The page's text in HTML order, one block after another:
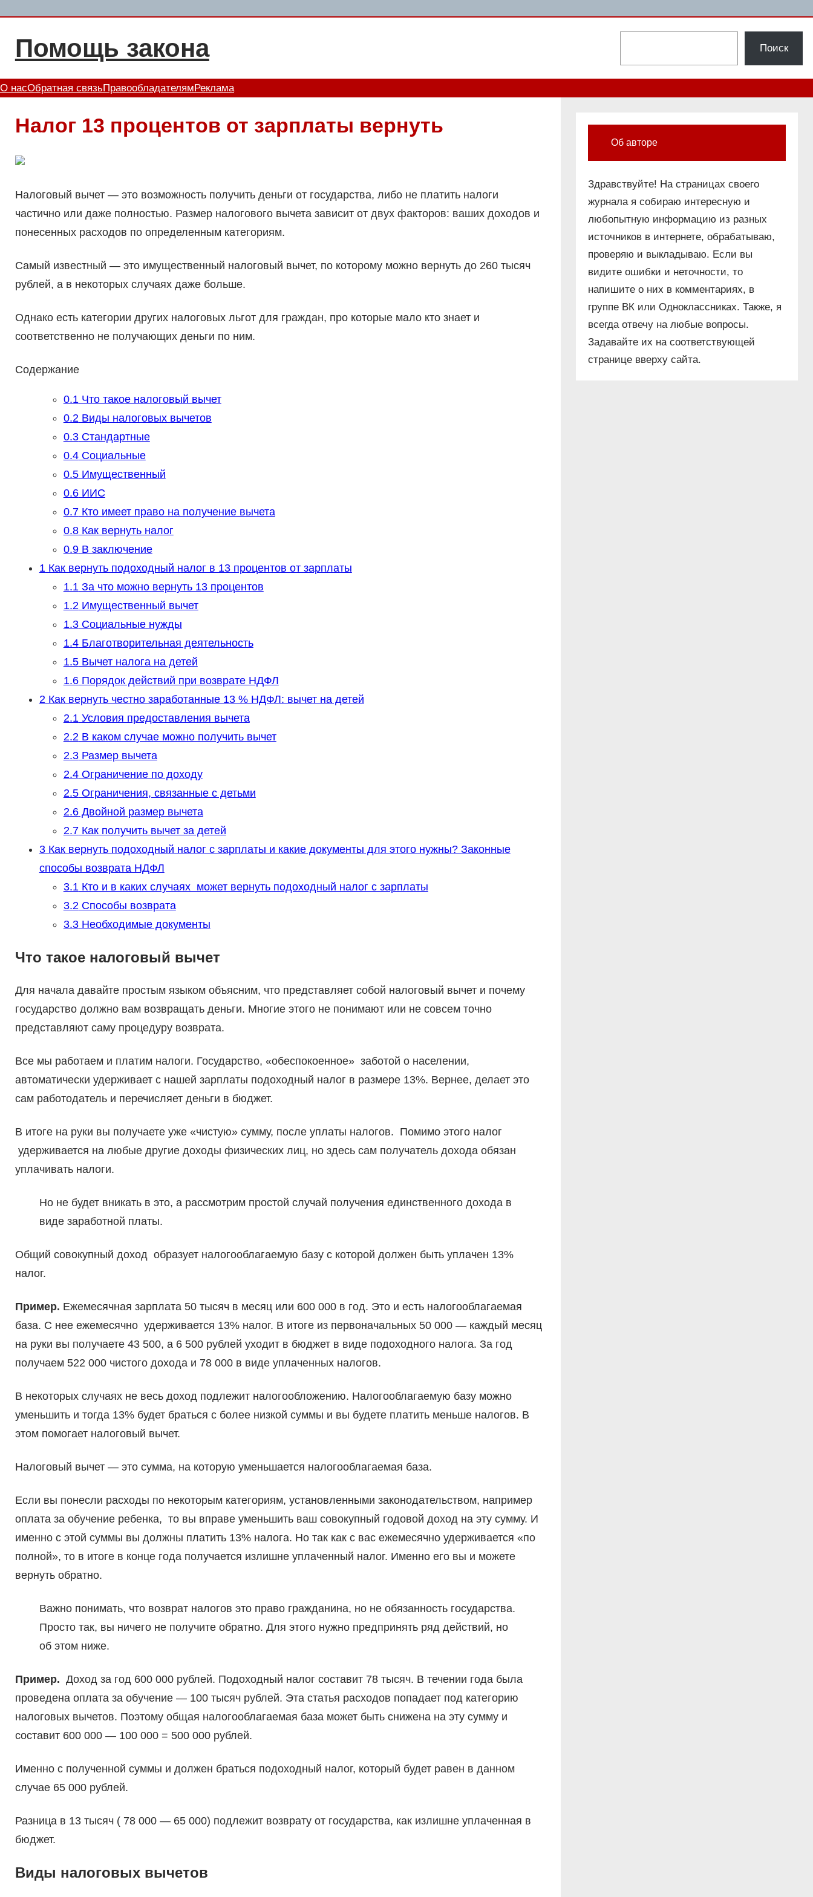
содержимому
Помощь закона Поиск
О насОбратная связьПравообладателям Реклама
Налог 13 процентов от зарплаты вернуть
Налоговый вычет — это возможность получить деньги от государства, либо не платить налоги
частично или даже полностью. Размер налогового вычета зависит от двух факторов: ваших доходов и
понесенных расходов по определенным категориям.
Самый известный — это имущественный налоговый вычет, по которому можно вернуть до 260 тысяч
рублей, а в некоторых случаях даже больше.
Однако есть категории других налоговых льгот для граждан, про которые мало кто знает и
соответственно не получающих деньги по ним.
Содержание
0.1Что такое налоговый вычет
0.2Виды налоговых вычетов
0.3Стандартные
0.4Социальные
0.5Имущественный
0.6ИИС
0.7Кто имеет право на получение вычета
0.8Как вернуть налог
0.9В заключение
1Как вернуть подоходный налог в 13 процентов от зарплаты
1.1За что можно вернуть 13 процентов
1.2Имущественный вычет
1.3Социальные нужды
1.4Благотворительная деятельность
1.5Вычет налога на детей
1.6Порядок действий при возврате НДФЛ
2Как вернуть честно заработанные 13 % НДФЛ: вычет на детей
2.1Условия предоставления вычета
2.2В каком случае можно получить вычет
2.3Размер вычета
2.4Ограничение по доходу
2.5Ограничения, связанные с детьми
2.6Двойной размер вычета
2.7Как получить вычет за детей
3Как вернуть подоходный налог с зарплаты и какие документы для этого нужны? Законные
способы возврата НДФЛ
3.1Кто и в каких случаях может вернуть подоходный налог с зарплаты
3.2Способы возврата
3.3Необходимые документы
Что такое налоговый вычет
Для начала давайте простым языком объясним, что представляет собой налоговый вычет и почему
государство должно вам возвращать деньги. Многие этого не понимают или не совсем точно
представляют саму процедуру возврата.
Все мы работаем и платим налоги. Государство, «обеспокоенное» заботой о населении,
автоматически удерживает с нашей зарплаты подоходный налог в размере 13%. Вернее, делает это
сам работодатель и перечисляет деньги в бюджет.
В итоге на руки вы получаете уже «чистую» сумму, после уплаты налогов. Помимо этого налог
удерживается на любые другие доходы физических лиц, но здесь сам получатель дохода обязан
уплачивать налоги.
Но не будет вникать в это, а рассмотрим простой случай получения единственного дохода в
виде заработной платы.
Общий совокупный доход образует налогооблагаемую базу с которой должен быть уплачен 13%
налог.
Пример. Ежемесячная зарплата 50 тысяч в месяц или 600 000 в год. Это и есть налогооблагаемая
база. С нее ежемесячно удерживается 13% налог. В итоге из первоначальных 50 000 — каждый месяц
на руки вы получаете 43 500, а 6 500 рублей уходит в бюджет в виде подоходного налога. За год
получаем 522 000 чистого дохода и 78 000 в виде уплаченных налогов.
В некоторых случаях не весь доход подлежит налогообложению. Налогооблагаемую базу можно
уменьшить и тогда 13% будет браться с более низкой суммы и вы будете платить меньше налогов. В
этом помогает налоговый вычет.
Налоговый вычет — это сумма, на которую уменьшается налогооблагаемая база.
Если вы понесли расходы по некоторым категориям, установленными законодательством, например
оплата за обучение ребенка, то вы вправе уменьшить ваш совокупный годовой доход на эту сумму. И
именно с этой суммы вы должны платить 13% налога. Но так как с вас ежемесячно удерживается «по
полной», то в итоге в конце года получается излишне уплаченный налог. Именно его вы и можете
вернуть обратно.
Важно понимать, что возврат налогов это право гражданина, но не обязанность государства.
Просто так, вы ничего не получите обратно. Для этого нужно предпринять ряд действий, но
об этом ниже.
Пример. Доход за год 600 000 рублей. Подоходный налог составит 78 тысяч. В течении года была
проведена оплата за обучение — 100 тысяч рублей. Эта статья расходов попадает под категорию
налоговых вычетов. Поэтому общая налогооблагаемая база может быть снижена на эту сумму и
составит 600 000 — 100 000 = 500 000 рублей.
Именно с полученной суммы и должен браться подоходный налог, который будет равен в данном
случае 65 000 рублей.
Разница в 13 тысяч ( 78 000 — 65 000) подлежит возврату от государства, как излишне уплаченная в
бюджет.
Виды налоговых вычетов
Об авторе
Здравствуйте! На страницах своего
журнала я собираю интересную и
любопытную информацию из разных
источников в интернете, обрабатываю,
проверяю и выкладываю. Если вы
видите ошибки и неточности, то
напишите о них в комментариях, в
группе ВК или Одноклассниках. Также, я
всегда отвечу на любые вопросы.
Задавайте их на соответствующей
странице вверху сайта.